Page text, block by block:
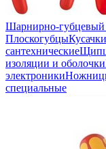
Шарнирно-губцевый
ПлоскогубцыКусачки
сантехнические
изоляции и оболочки
электроники
специальные